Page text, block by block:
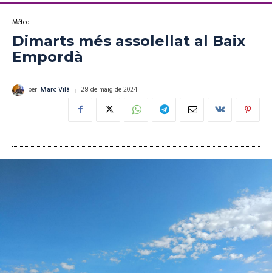
Méteo
Dimarts més assolellat al Baix
Empordà
per Marc Vilà 28 de maig de 2024